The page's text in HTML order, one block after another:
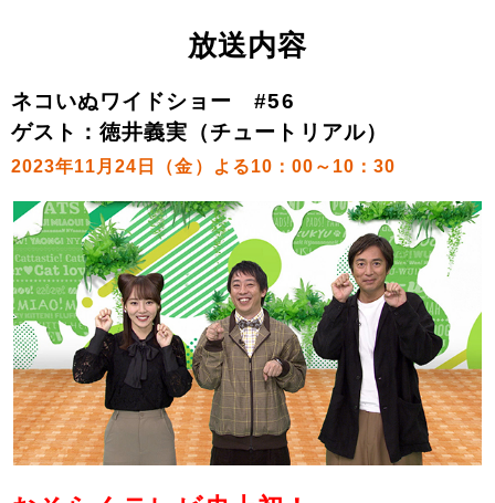
放送内容
ネコいぬワイドショー #56
ゲスト：徳井義実（チュートリアル）
2023年11月24日（金）よる10：00～10：30